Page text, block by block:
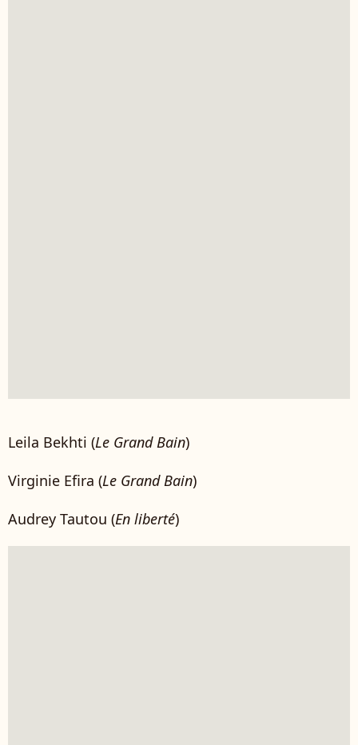
Leila Bekhti (Le Grand Bain)
Virginie Efira (Le Grand Bain)
Audrey Tautou (En liberté)